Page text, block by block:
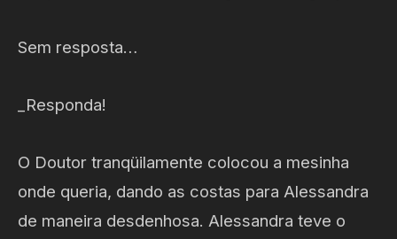
Sem resposta…
_Responda!
O Doutor tranqüilamente colocou a mesinha
onde queria, dando as costas para Alessandra
de maneira desdenhosa. Alessandra teve o